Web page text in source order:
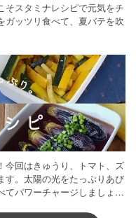
そスタミナレシピで元気をチ
ガッツリ食べて、夏バテを吹
今回はきゅうり、トマト、ズ
す。太陽の光をたっぷりあび
てパワーチャージしましょう